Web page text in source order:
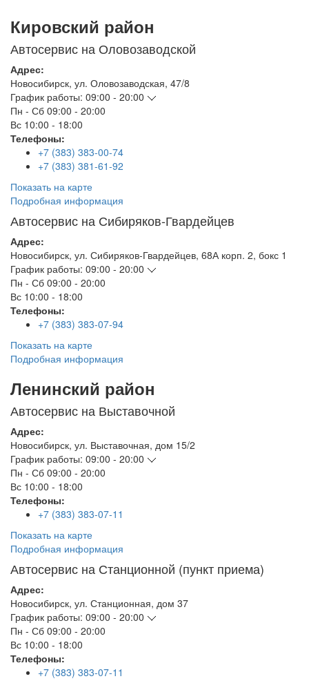
Кировский район
Автосервис на Оловозаводской
Адрес:
Новосибирск, ул. Оловозаводская, 47/8
График работы: 09:00 - 20:00
Пн - Сб 09:00 - 20:00
Вс 10:00 - 18:00
Телефоны:
+7 (383) 383-00-74
+7 (383) 381-61-92
Показать на карте
Подробная информация
Автосервис на Сибиряков-Гвардейцев
Адрес:
Новосибирск, ул. Сибиряков-Гвардейцев, 68А корп. 2, бокс 1
График работы: 09:00 - 20:00
Пн - Сб 09:00 - 20:00
Вс 10:00 - 18:00
Телефоны:
+7 (383) 383-07-94
Показать на карте
Подробная информация
Ленинский район
Автосервис на Выставочной
Адрес:
Новосибирск, ул. Выставочная, дом 15/2
График работы: 09:00 - 20:00
Пн - Сб 09:00 - 20:00
Вс 10:00 - 18:00
Телефоны:
+7 (383) 383-07-11
Показать на карте
Подробная информация
Автосервис на Станционной (пункт приема)
Адрес:
Новосибирск, ул. Станционная, дом 37
График работы: 09:00 - 20:00
Пн - Сб 09:00 - 20:00
Вс 10:00 - 18:00
Телефоны:
+7 (383) 383-07-11